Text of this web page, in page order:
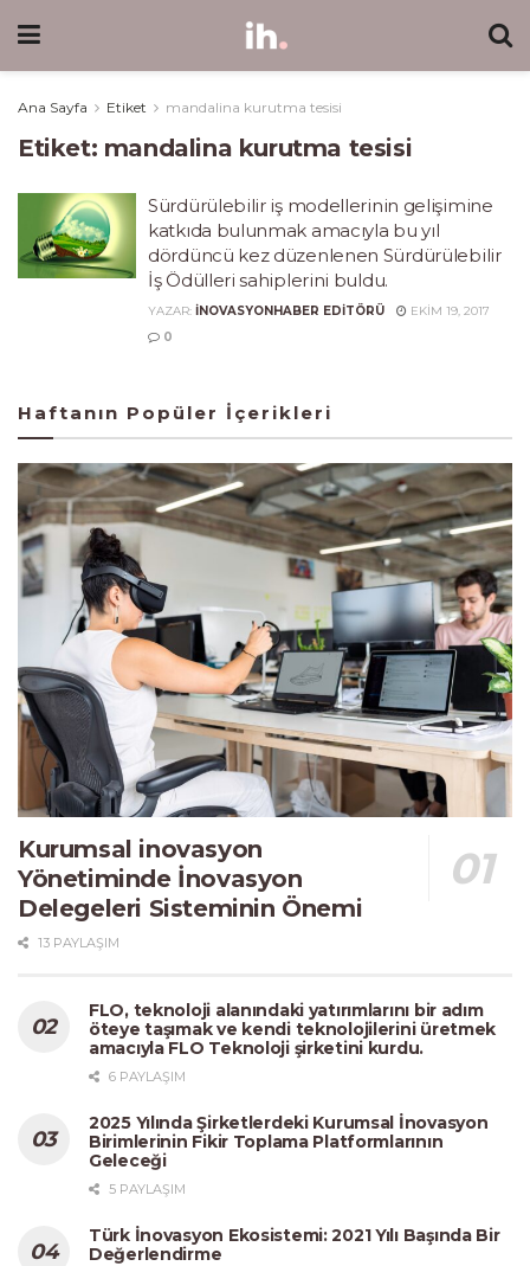
Ana Sayfa Etiket mandalina kurutma tesisi
Etiket: mandalina kurutma tesisi
Sürdürülebilir iş modellerinin gelişimine
katkıda bulunmak amacıyla bu yıl
dördüncü kez düzenlenen Sürdürülebilir
İş Ödülleri sahiplerini buldu.
YAZAR: INOVASYONHABER EDITÖRÜ
EKIM 19, 2017
0
Haftanın Popüler İçerikleri
Kurumsal inovasyon
Yönetiminde İnovasyon
Delegeleri Sisteminin Önemi
13 PAYLAŞIM
FLO, teknoloji alanındaki yatırımlarını bir adım
öteye taşımak ve kendi teknolojilerini üretmek
amacıyla FLO Teknoloji şirketini kurdu.
6 PAYLAŞIM
2025 Yılında Şirketlerdeki Kurumsal İnovasyon
Birimlerinin Fikir Toplama Platformlarının
Geleceği
5 PAYLAŞIM
Türk İnovasyon Ekosistemi: 2021 Yılı Başında Bir
Değerlendirme